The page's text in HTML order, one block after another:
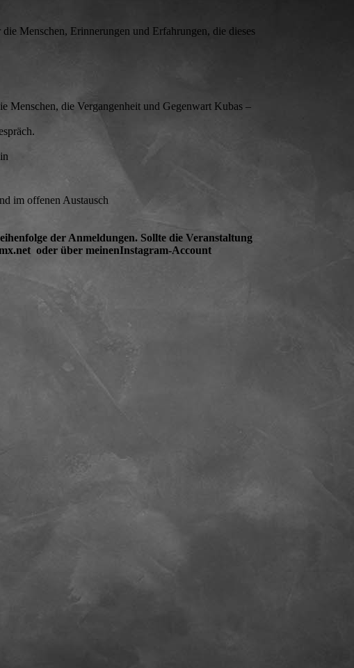
Menschen, Erinnerungen und Erfahrungen, die dieses
Menschen, die Vergangenheit und Gegenwart Kubas –
im offenen Austausch
der Anmeldungen. Sollte die Veranstaltung
oder über meinenInstagram-Account